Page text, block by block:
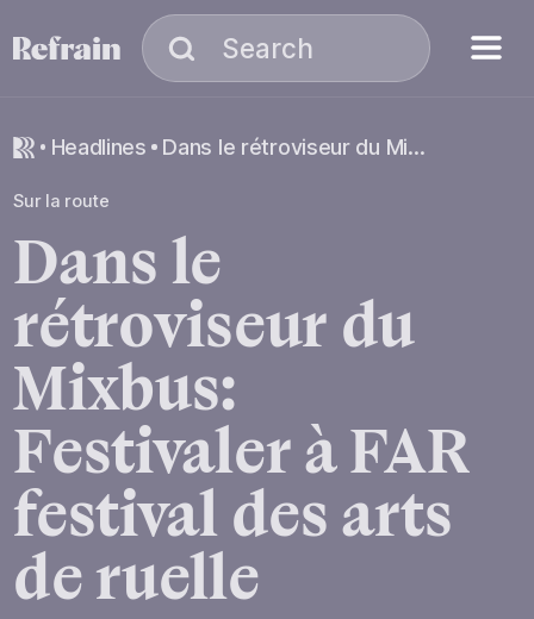
Search
headlines Dans le rétroviseur du Mixbus: Festivaler à FAR festival des arts de ruelle
Sur la route
Dansle
rétroviseur du
Mixbus:
FestivaleràFAR
festivaldesarts
deruelle